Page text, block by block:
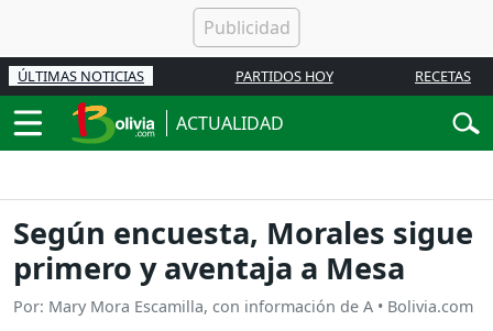
ÚLTIMAS NOTICIAS PARTIDOS HOY RECETAS
ACTUALIDAD
Según encuesta, Morales sigue
primero y aventaja a Mesa
Por: Mary Mora Escamilla, con información de A • Bolivia.com